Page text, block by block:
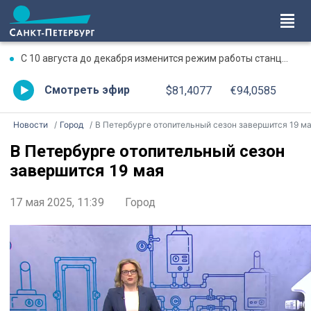
С 10 августа до декабря изменится режим работы станции метро «Чкаловская»
Смотреть эфир $81,4077 €94,0585
Новости Город В Петербурге отопительный сезон завершится 19
В Петербурге отопительный сезон
завершится 19 мая
17 мая 2025, 11:39 Город